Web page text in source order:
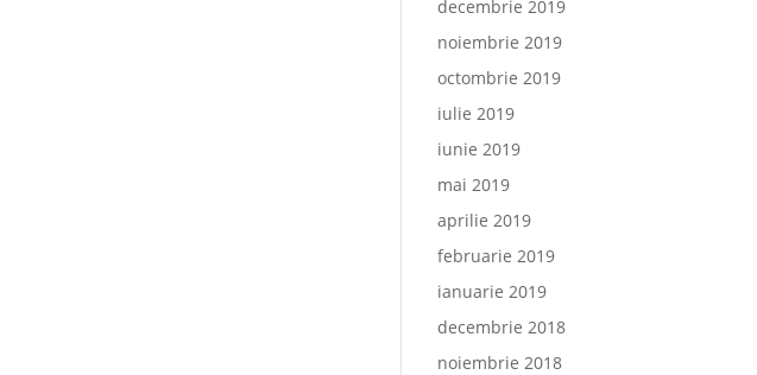
decembrie 2019
noiembrie 2019
octombrie 2019
iulie 2019
iunie 2019
mai 2019
aprilie 2019
februarie 2019
ianuarie 2019
decembrie 2018
noiembrie 2018